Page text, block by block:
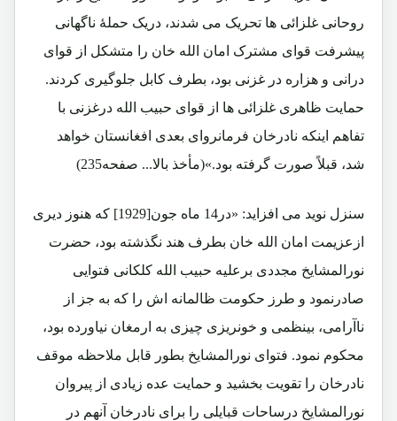
روحانی غلزائی ها تحریک می شدند، دریک حملۀ ناگهانی
پیشرفت قوای مشترک امان الله خان را متشکل از قوای
درانی و هزاره در غزنی بود، بطرف کابل جلوگیری کردند.
حمایت ظاهری غلزائی ها از قوای حبیب الله درغزنی با
تفاهم اینکه نادرخان فرمانروای بعدی افغانستان خواهد
شد، قبلاً صورت گرفته بود.»(مأخذ بالا... صفحه235)
سنزل نوید می افزاید: «در14 ماه جون[1929] که هنوز دیری
ازعزیمت امان الله خان بطرف هند نگذشته بود، حضرت
نورالمشایخ مجددی برعلیه حبیب الله کلکانی فتوایی
صادرنمود و طرز حکومت ظالمانه اش را که به جز از
ناآرامی، بینظمی و خونریزی چیزی به ارمغان نیاورده بود،
محکوم نمود. فتوای نورالمشایخ بطور قابل ملاحظه موقف
نادرخان را تقویت بخشید و حمایت عده زیادی از پیروان
نورالمشایخ درساحات قبایلی را برای نادرخان آنهم در